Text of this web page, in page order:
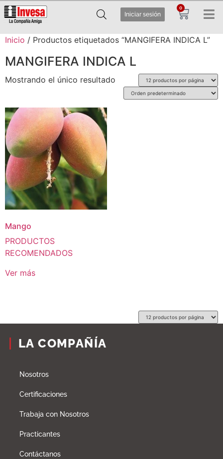
Iniciar sesión
0
Inicio / Productos etiquetados “MANGIFERA INDICA L”
MANGIFERA INDICA L
Mostrando el único resultado
Mango
PRODUCTOS
RECOMENDADOS
Ver más
LA COMPAÑÍA
Nosotros
Certificaciones
Trabaja con Nosotros
Practicantes
Contáctanos